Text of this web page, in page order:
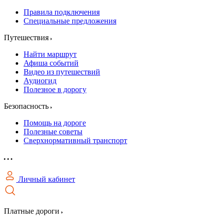
Правила подключения
Специальные предложения
Путешествия
Найти маршрут
Афиша событий
Видео из путешествий
Аудиогид
Полезное в дорогу
Безопасность
Помощь на дороге
Полезные советы
Сверхнормативный транспорт
Личный кабинет
Платные дороги